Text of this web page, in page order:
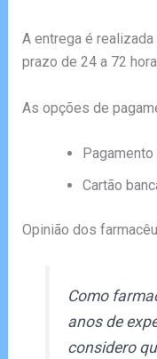
A entrega é
prazo de 24 a 72
As opções de
Cartão
Opinião dos
Como
anos de
considero